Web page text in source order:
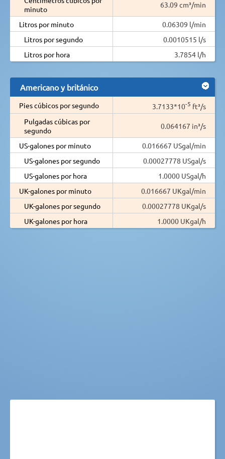
minuto
63.09 cm³/min
Litros por minuto
0.06309 l/min
Litros por segundo
0.0010515 l/s
Litros por hora
3.7854 l/h
Americano y británico
Pies cúbicos por segundo 3.7133*10-5 ft³/s
Pulgadas cúbicas por
segundo
0.064167 in³/s
US-galones por minuto
0.016667 USgal/min
US-galones por segundo
0.00027778 USgal/s
US-galones por hora
1.0000 USgal/h
UK-galones por minuto
0.016667 UKgal/min
UK-galones por segundo
0.00027778 UKgal/s
UK-galones por hora
1.0000 UKgal/h